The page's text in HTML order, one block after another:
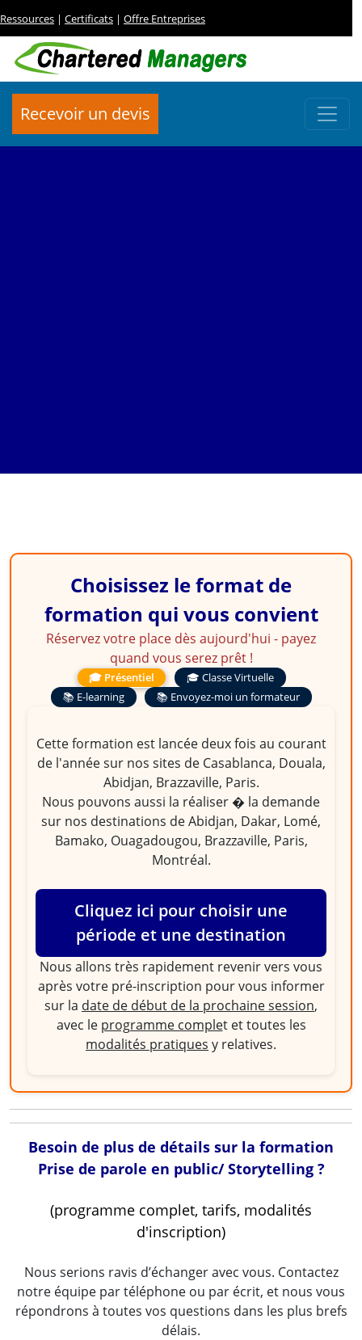
Ressources | Certificats | Offre Entreprises
Recevoir un devis
Choisissez le format de
formation qui vous convient
Réservez votre place dès aujourd'hui - payez
quand vous serez prêt !
🎓 Présentiel
🎓 Classe Virtuelle
📚 E-learning
📚 Envoyez-moi un formateur
Cette formation est lancée deux fois au courant
de l'année sur nos sites de Casablanca, Douala,
Abidjan, Brazzaville, Paris.
Nous pouvons aussi la réaliser � la demande
sur nos destinations de Abidjan, Dakar, Lomé,
Bamako, Ouagadougou, Brazzaville, Paris,
Montréal.
Cliquez ici pour choisir une
période et une destination
Nous allons très rapidement revenir vers vous
après votre pré-inscription pour vous informer
sur la date de début de la prochaine session,
avec le programme complet et toutes les
modalités pratiques y relatives.
Besoin de plus de détails sur la formation
Prise de parole en public/ Storytelling ?
(programme complet, tarifs, modalités
d'inscription)
Nous serions ravis d’échanger avec vous. Contactez
notre équipe par téléphone ou par écrit, et nous vous
répondrons à toutes vos questions dans les plus brefs
délais.